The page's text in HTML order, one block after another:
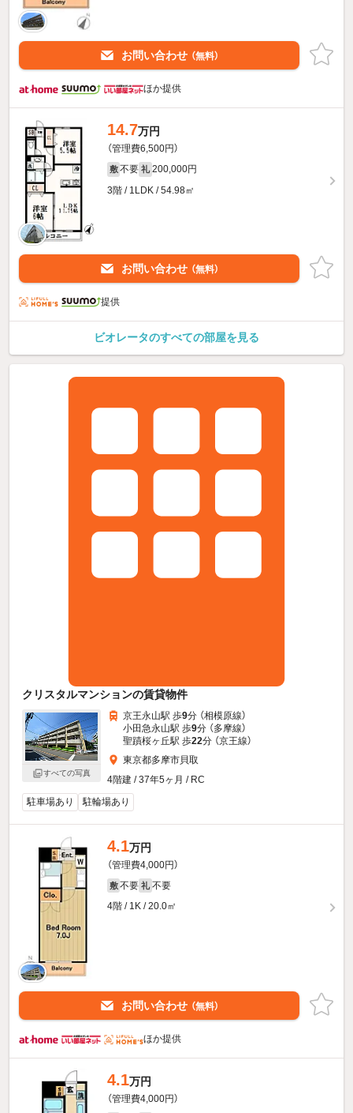
お問い合わせ （無料）
ほか提供
14.7万円
（管理費6,500円）
敷 不要 礼 200,000円
3階 / 1LDK / 54.98㎡
お問い合わせ （無料）
提供
ビオレータのすべての部屋を見る
クリスタルマンションの賃貸物件
すべての写真
京王永山駅 歩9分 （相模原線）
小田急永山駅 歩9分 （多摩線）
聖蹟桜ヶ丘駅 歩22分 （京王線）
東京都多摩市貝取
4階建 / 37年5ヶ月 / RC
駐車場あり
駐輪場あり
4.1万円
（管理費4,000円）
敷 不要 礼 不要
4階 / 1K / 20.0㎡
お問い合わせ （無料）
ほか提供
4.1万円
（管理費4,000円）